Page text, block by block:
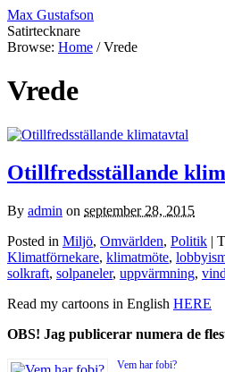
Max Gustafson
Satirtecknare
Browse: Home / Vrede
Vrede
Otillfredsställande
By admin on september 28, 2015
Posted in Miljö, Omvärlden, Politik |
Klimatförnekare, klimatmöte,
solkraft, solpaneler, uppvärmning,
Read my cartoons in English HERE
OBS! Jag publicerar numera de
Vem har fobi?